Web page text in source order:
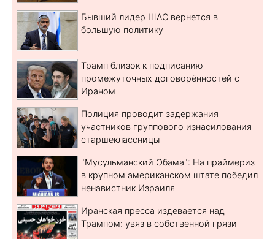
Бывший лидер ШАС вернется в
большую политику
Трамп близок к подписанию
промежуточных договорённостей с
Ираном
Полиция проводит задержания
участников группового изнасилования
старшеклассницы
"Мусульманский Обама": На праймериз
в крупном американском штате победил
ненавистник Израиля
Иранская пресса издевается над
Трампом: увяз в собственной грязи